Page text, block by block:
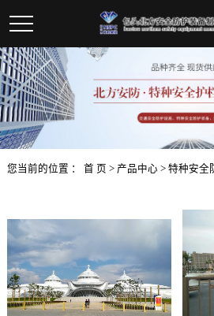
您当前的位置 ： 首 页 > 产品中心 > 特种安全